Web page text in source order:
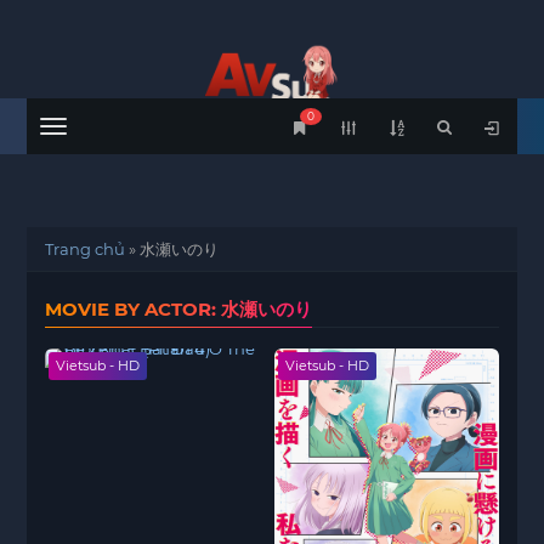
Menu
0
Trang chủ » 水瀬いのり
MOVIE BY ACTOR: 水瀬いのり
Vietsub - HD Vietsub - HD